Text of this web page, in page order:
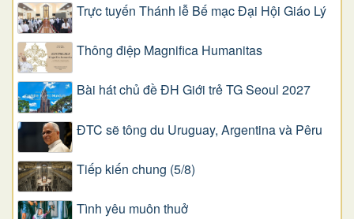
Trực tuyến Thánh lễ Bế mạc Đại Hội Giáo Lý
Thông điệp Magnifica Humanitas
Bài hát chủ đề ĐH Giới trẻ TG Seoul 2027
ĐTC sẽ tông du Uruguay, Argentina và Pêru
Tiếp kiến chung (5/8)
Tình yêu muôn thuở